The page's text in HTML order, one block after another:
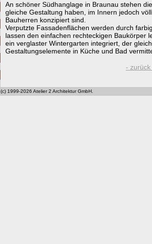
An schöner Südhanglage in Braunau stehen
gleiche Gestaltung haben, im Innern jedoch
Bauherren konzipiert sind.
Verputzte Fassadenflächen werden durch
lassen den einfachen rechteckigen Baukörper
ein verglaster Wintergarten integriert, der
Gestaltungselemente in Küche und Bad
-
(c) 1999-2026 Atelier 2 Architektur GmbH.